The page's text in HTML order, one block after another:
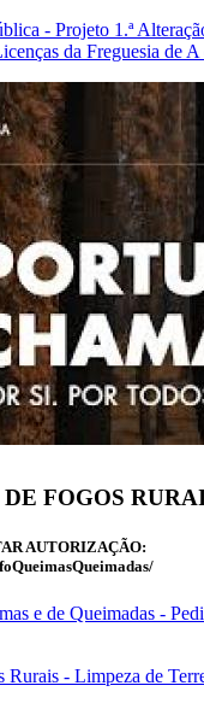
- Projeto 1.ª
da Freguesia de
FOGOS
AUTORIZAÇÃO:
e de Queimadas -
Rurais - Limpeza de